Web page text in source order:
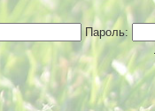
Пароль: